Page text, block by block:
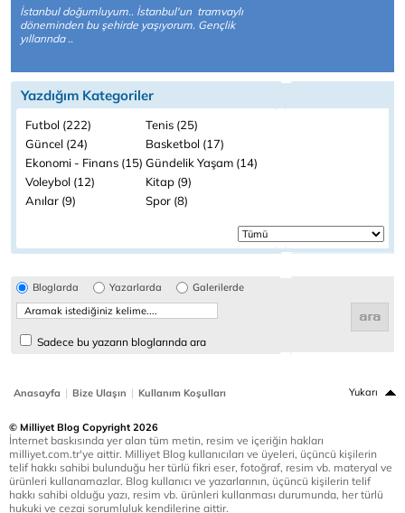
İstanbul doğumluyum.. İstanbul'un tramvaylı
döneminden bu şehirde yaşıyorum. Gençlik
yıllarında ..
Yazdığım Kategoriler
Futbol (222)
Tenis (25)
Güncel (24)
Basketbol (17)
Ekonomi - Finans (15) Gündelik Yaşam (14)
Voleybol (12)
Kitap (9)
Anılar (9)
Spor (8)
Bloglarda Yazarlarda Galerilerde
Sadece bu yazarın bloglarında ara
Anasayfa | Bize Ulaşın | Kullanım Koşulları Yukarı
© Milliyet Blog Copyright 2026
İnternet baskısında yer alan tüm metin, resim ve içeriğin hakları
milliyet.com.tr'ye aittir. Milliyet Blog kullanıcıları ve üyeleri, üçüncü kişilerin
telif hakkı sahibi bulunduğu her türlü fikri eser, fotoğraf, resim vb. materyal ve
ürünleri kullanamazlar. Blog kullanıcı ve yazarlarının, üçüncü kişilerin telif
hakkı sahibi olduğu yazı, resim vb. ürünleri kullanması durumunda, her türlü
hukuki ve cezai sorumluluk kendilerine aittir.